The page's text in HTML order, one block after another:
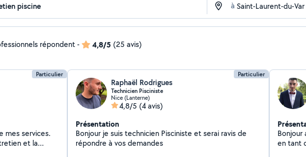
à
répondent- 4,8/5 (25 avis)
Particulier
et la
Particulier
Raphaël Rodrigues
Technicien Pisciniste
Nice (Lanterne)
4,8/5 (4 avis)
Présentation
Bonjour je suis technicien Pisciniste et serai ravis de
répondre à vos demandes
Bonjour
en tant